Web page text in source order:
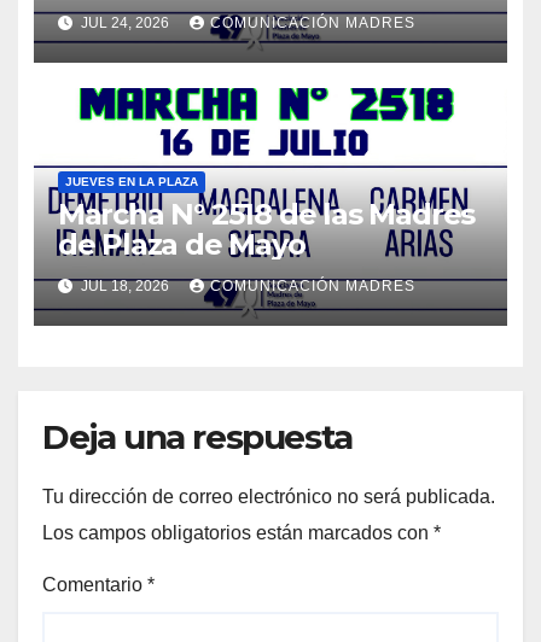
JUL 24, 2026 COMUNICACIÓN MADRES
JUEVES EN LA PLAZA
Marcha N° 2518 de las Madres
de Plaza de Mayo
JUL 18, 2026 COMUNICACIÓN MADRES
Deja una respuesta
Tu dirección de correo electrónico no será publicada.
Los campos obligatorios están marcados con *
Comentario *